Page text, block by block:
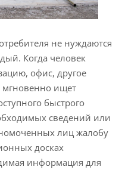
не нуждаются
Когда человек
офис, другое
мгновенно ищет
быстрого
сведений или
лиц жалобу
досках
информация для